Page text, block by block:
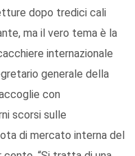
dopo tredici cali
ma il vero tema è la
internazionale
generale della
con
scorsi sulle
di mercato interna del